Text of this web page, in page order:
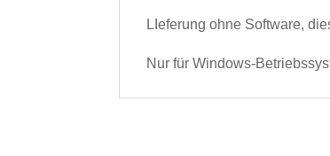
LIeferung ohne Software,
Nur für Windows-